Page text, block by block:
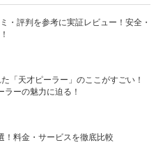
・評判を参考に実証レビュー！安全・
「天才ピーラー」のここがすごい！
ーの魅力に迫る！
！料金・サービスを徹底比較